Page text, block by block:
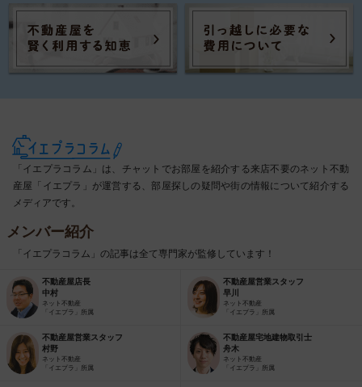
「イエプラコラム」は、チャットでお部屋を紹介する来店不要のネット不動
産屋「イエプラ」が運営する、部屋探しの疑問や街の情報について紹介する
メディアです。
メンバー紹介
「イエプラコラム」の記事は全て専門家が監修しています！
不動産屋店長
中村
ネット不動産
「イエプラ」所属
不動産屋営業スタッフ
早川
ネット不動産
「イエプラ」所属
不動産屋営業スタッフ
村野
ネット不動産
「イエプラ」所属
不動産屋宅地建物取引士
舟木
ネット不動産
「イエプラ」所属